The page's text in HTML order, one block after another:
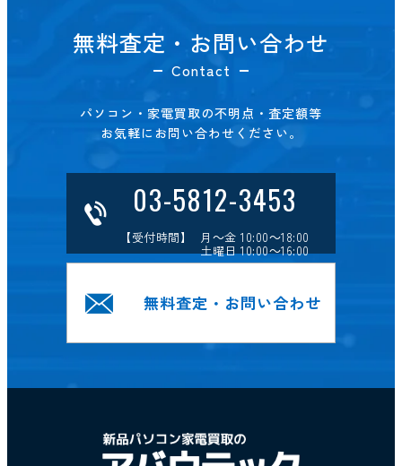
無料査定・お問い合わせ
Contact
パソコン・家電買取の不明点・査定額等
お気軽にお問い合わせください。
03-5812-3453
【受付時間】 月～金 10:00～18:00
土曜日 10:00～16:00
無料査定・お問い合わせ